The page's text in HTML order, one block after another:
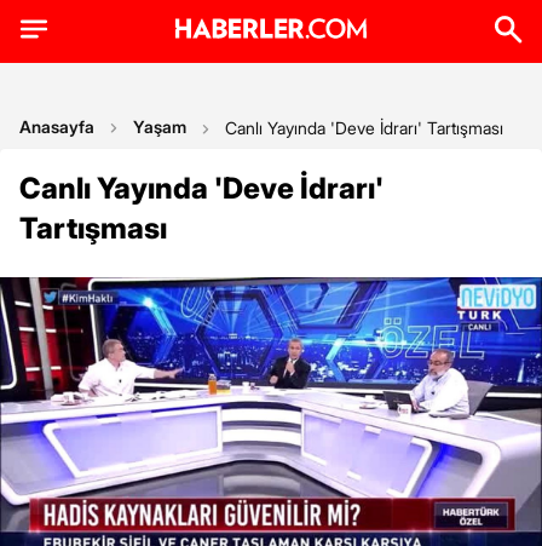
Anasayfa Yaşam Canlı Yayında 'Deve İdrarı' Tartışması
Canlı Yayında 'Deve İdrarı'
Tartışması